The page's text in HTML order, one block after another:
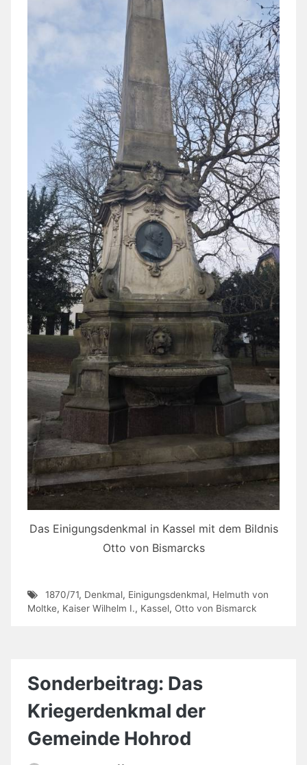
Das Einigungsdenkmal in Kassel mit dem Bildnis
Otto von Bismarcks
1870/71, Denkmal, Einigungsdenkmal, Helmuth von
Moltke, Kaiser Wilhelm I., Kassel, Otto von Bismarck
Sonderbeitrag: Das
Kriegerdenkmal der
Gemeinde Hohrod